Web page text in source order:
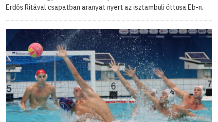
Erdős Ritával csapatban aranyat nyert az isztambuli öttusa Eb-n.